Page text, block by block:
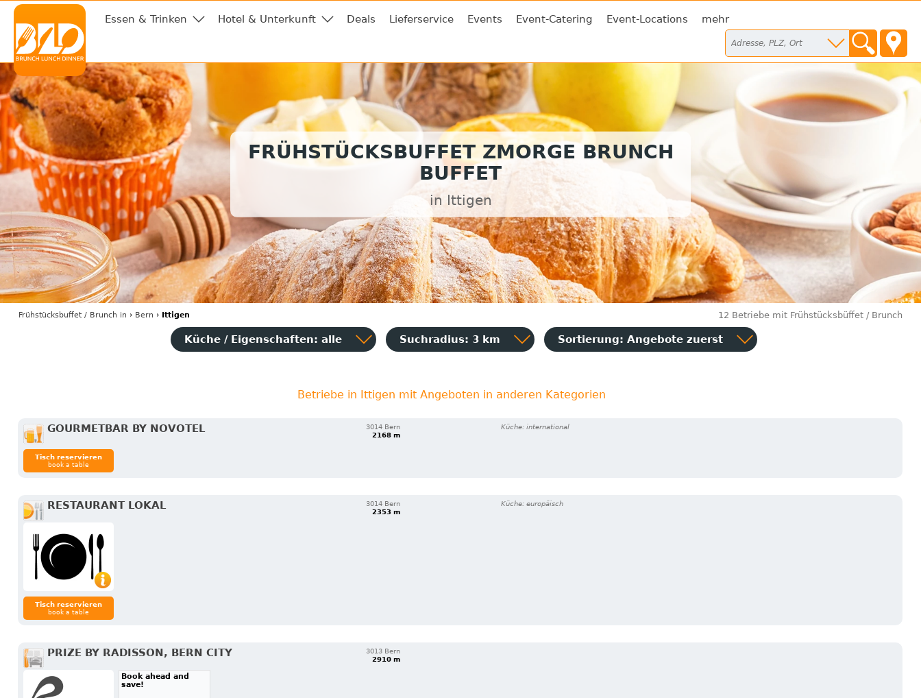
Essen & Trinken Hotel & Unterkunft Deals Lieferservice Events Event-Catering Event-Locations mehr
FRÜHSTÜCKSBUFFET ZMORGE BRUNCH
BUFFET
in Ittigen
Frühstücksbuffet / Brunch in › Bern › Ittigen 12 Betriebe mit Frühstücksbüffet / Brunch
Küche / Eigenschaften: alle Suchradius: 3 km Sortierung: Angebote zuerst
Betriebe in Ittigen mit Angeboten in anderen Kategorien
GOURMETBAR BY NOVOTEL
3014 Bern
2168 m
Küche: international
Tisch reservieren
book a table
RESTAURANT LOKAL
3014 Bern
2353 m
Küche: europäisch
Tisch reservieren
book a table
PRIZE BY RADISSON, BERN CITY
3013 Bern
2910 m
Book ahead and
save!